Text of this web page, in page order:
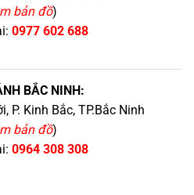
bản đồ)
0977 602 688
BẮC NINH:
P. Kinh Bắc, TP.Bắc Ninh
bản đồ)
0964 308 308